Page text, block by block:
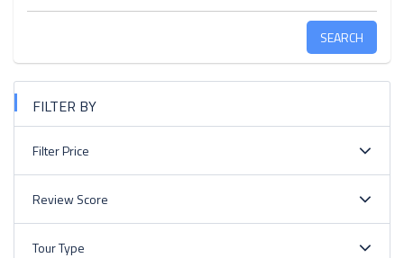
SEARCH
FILTER BY
Filter Price
Review Score
Tour Type